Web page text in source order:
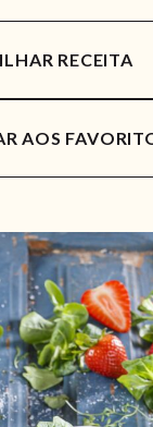
RECEITA
AOS